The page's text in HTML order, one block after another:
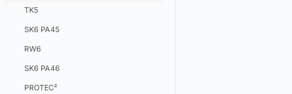
TK5
SK6 PA45
RW6
SK6 PA46
PROTEC²